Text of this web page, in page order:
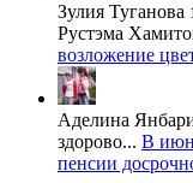
Зулия Туганова
Рустэма
возложение
Аделина
здорово... В
пенсии